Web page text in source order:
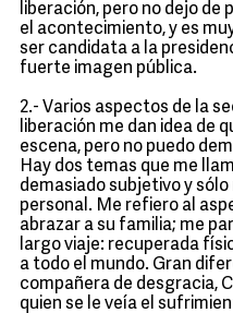
liberación, pero no dejo
el acontecimiento, y es
ser candidata a la
fuerte imagen pública.
2.- Varios aspectos de la
liberación me dan idea de
escena, pero no puedo
Hay dos temas que me
demasiado subjetivo y
personal. Me refiero al
abrazar a su familia; me
largo viaje: recuperada
a todo el mundo. Gran
compañera de desgracia,
quien se le veía el